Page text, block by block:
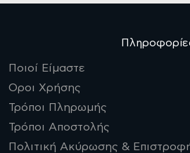
Ποιοί Είμαστε
Οροι Χρήσης
Τρόποι Πληρωμής
Τρόποι Αποστολής
Πολιτική Ακύρωσης &